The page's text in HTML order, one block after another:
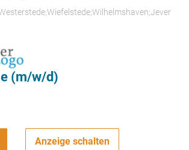
(m/w/d)
Anzeige schalten